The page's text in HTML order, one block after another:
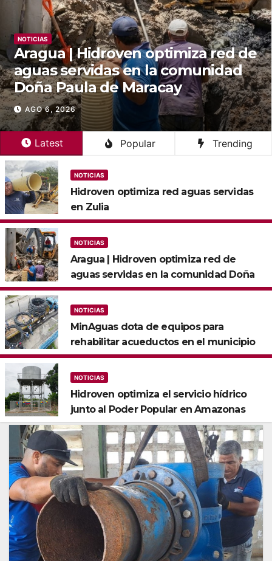
NOTICIAS
Aragua | Hidroven optimiza red de
aguas servidas en la comunidad
Doña Paula de Maracay
AGO 6, 2026
Latest Popular Trending
NOTICIAS
Hidroven optimiza red aguas servidas
en Zulia
NOTICIAS
Aragua | Hidroven optimiza red de
aguas servidas en la comunidad Doña
Paula de Maracay
NOTICIAS
MinAguas dota de equipos para
rehabilitar acueductos en el municipio
Bolívar de Yaracuy‎
NOTICIAS
‎‎Hidroven optimiza el servicio hídrico
junto al Poder Popular en Amazonas